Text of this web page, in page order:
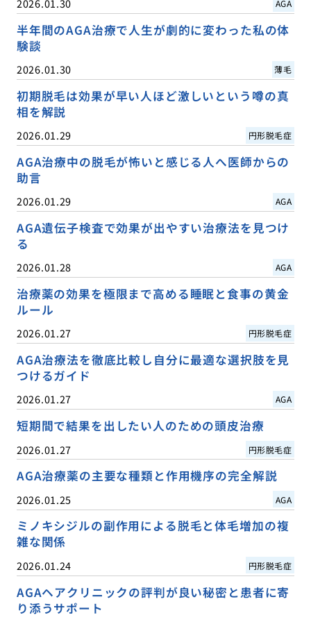
2026.01.30 AGA
半年間のAGA治療で人生が劇的に変わった私の体
験談
2026.01.30 薄毛
初期脱毛は効果が早い人ほど激しいという噂の真
相を解説
2026.01.29 円形脱毛症
AGA治療中の脱毛が怖いと感じる人へ医師からの
助言
2026.01.29 AGA
AGA遺伝子検査で効果が出やすい治療法を見つけ
る
2026.01.28 AGA
治療薬の効果を極限まで高める睡眠と食事の黄金
ルール
2026.01.27 円形脱毛症
AGA治療法を徹底比較し自分に最適な選択肢を見
つけるガイド
2026.01.27 AGA
短期間で結果を出したい人のための頭皮治療
2026.01.27 円形脱毛症
AGA治療薬の主要な種類と作用機序の完全解説
2026.01.25 AGA
ミノキシジルの副作用による脱毛と体毛増加の複
雑な関係
2026.01.24 円形脱毛症
AGAヘアクリニックの評判が良い秘密と患者に寄
り添うサポート